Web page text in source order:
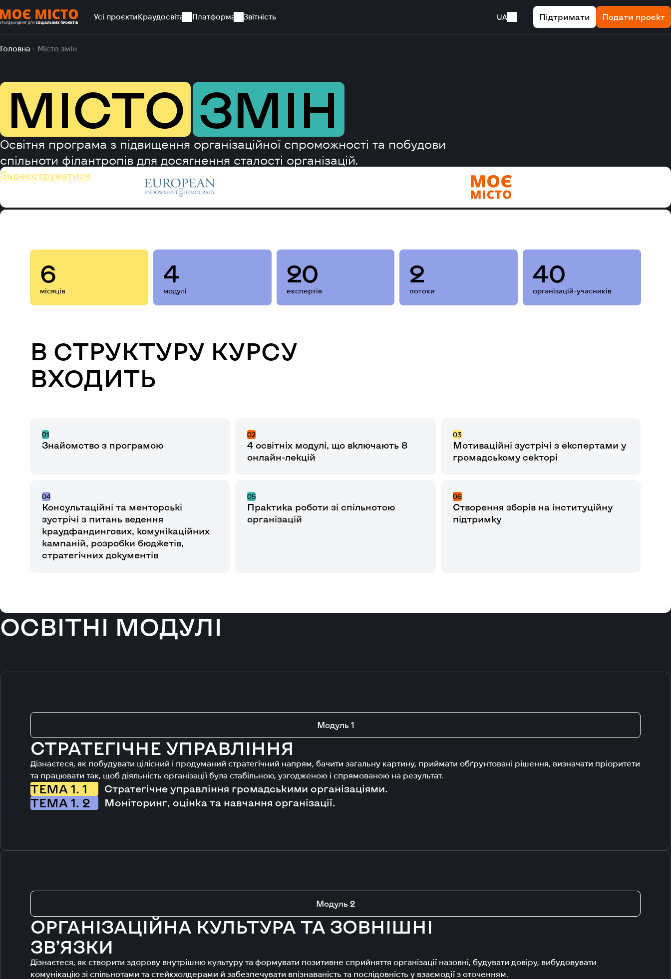
Усі проєктиКраудосвіта Платформа Звітність UA Підтримати Подати проєкт
Головна Місто змін
МІСТО ЗМІН
Освітня програма з підвищення організаційної спроможності та побудови
спільноти філантропів для досягнення сталості організацій.
Зареєструватися
6
місяців
4
модулі
20
експертів
2
потоки
40
організацій-учасників
В СТРУКТУРУ КУРСУ
ВХОДИТЬ
01
Знайомство з програмою
02
4 освітніх модулі, що включають 8
онлайн-лекцій
03
Мотиваційні зустрічі з експертами у
громадському секторі
04
Консультаційні та менторські
зустрічі з питань ведення
краудфандингових, комунікаційних
кампаній, розробки бюджетів,
стратегічних документів
05
Практика роботи зі спільнотою
організацій
06
Створення зборів на інституційну
підтримку
ОСВІТНІ МОДУЛІ
Модуль 1
СТРАТЕГІЧНЕ УПРАВЛІННЯ
Дізнаєтеся, як побудувати цілісний і продуманий стратегічний напрям, бачити загальну картину, приймати обґрунтовані рішення, визначати пріоритети
та працювати так, щоб діяльність організації була стабільною, узгодженою і спрямованою на результат.
ТЕМА 1. 1 Стратегічне управління громадськими організаціями.
ТЕМА 1. 2 Моніторинг, оцінка та навчання організації.
Модуль 2
ОРГАНІЗАЦІЙНА КУЛЬТУРА ТА ЗОВНІШНІ
ЗВ’ЯЗКИ
Дізнаєтеся, як створити здорову внутрішню культуру та формувати позитивне сприйняття організації назовні, будувати довіру, вибудовувати
комунікацію зі спільнотами та стейкхолдерами й забезпечувати впізнаваність та послідовність у взаємодії з оточенням.